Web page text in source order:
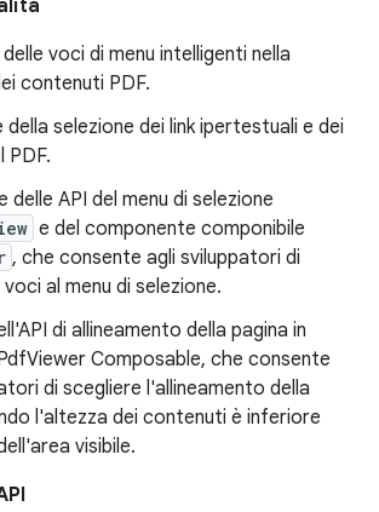
voci di menu intelligenti nella
contenuti PDF.
della selezione dei link ipertestuali e dei
PDF.
delle API del menu di selezione
e del componente componibile
, che consente agli sviluppatori di
al menu di selezione.
di allineamento della pagina in
Composable, che consente
di scegliere l'allineamento della
l'altezza dei contenuti è inferiore
visibile.